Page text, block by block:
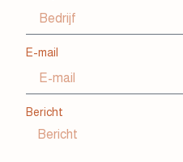
E-mail
Bericht